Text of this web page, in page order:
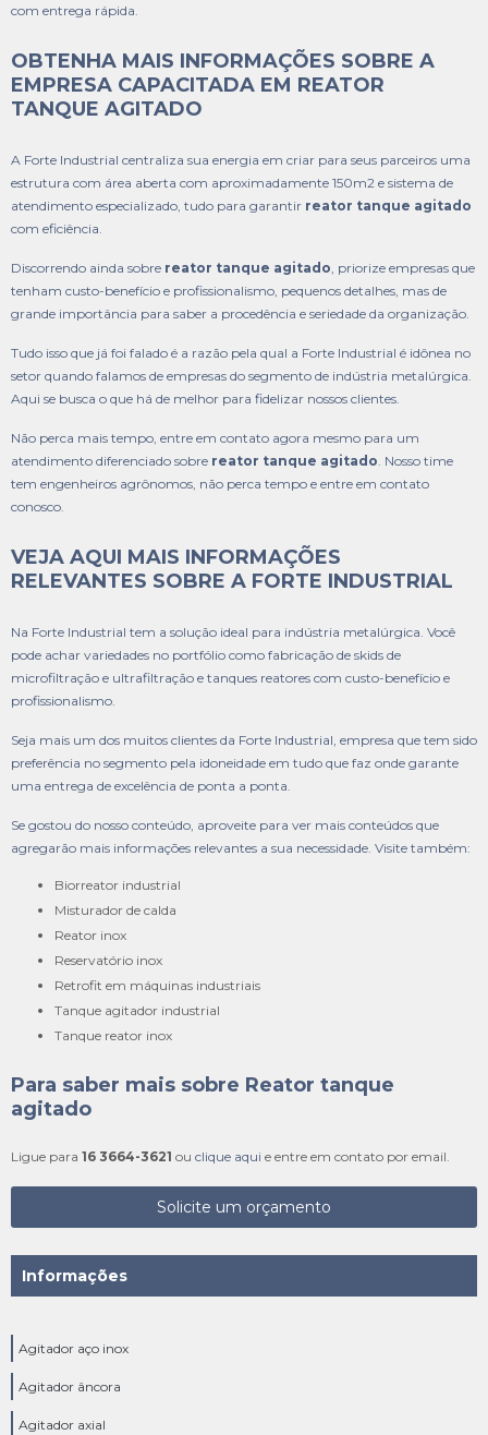
com entrega rápida.
OBTENHA MAIS INFORMAÇÕES SOBRE A
EMPRESA CAPACITADA EM REATOR
TANQUE AGITADO
A Forte Industrial centraliza sua energia em criar para seus parceiros uma
estrutura com área aberta com aproximadamente 150m2 e sistema de
atendimento especializado, tudo para garantir reator tanque agitado
com eficiência.
Discorrendo ainda sobre reator tanque agitado , priorize empresas que
tenham custo-benefício e profissionalismo, pequenos detalhes, mas de
grande importância para saber a procedência e seriedade da organização.
Tudo isso que já foi falado é a razão pela qual a Forte Industrial é idônea no
setor quando falamos de empresas do segmento de indústria metalúrgica.
Aqui se busca o que há de melhor para fidelizar nossos clientes.
Não perca mais tempo, entre em contato agora mesmo para um
atendimento diferenciado sobre reator tanque agitado . Nosso time
tem engenheiros agrônomos, não perca tempo e entre em contato
conosco.
VEJA AQUI MAIS INFORMAÇÕES
RELEVANTES SOBRE A FORTE INDUSTRIAL
Na Forte Industrial tem a solução ideal para indústria metalúrgica. Você
pode achar variedades no portfólio como fabricação de skids de
microfiltração e ultrafiltração e tanques reatores com custo-benefício e
profissionalismo.
Seja mais um dos muitos clientes da Forte Industrial, empresa que tem sido
preferência no segmento pela idoneidade em tudo que faz onde garante
uma entrega de excelência de ponta a ponta.
Se gostou do nosso conteúdo, aproveite para ver mais conteúdos que
agregarão mais informações relevantes a sua necessidade. Visite também:
biorreator industrial
misturador de calda
reator inox
reservatório inox
retrofit em máquinas industriais
tanque agitador industrial
tanque reator inox
Para saber mais sobre Reator tanque
agitado
Ligue para 16 3664-3621 ou clique aqui e entre em contato por email.
Solicite um orçamento
Informações
Agitador aço inox
Agitador âncora
Agitador axial